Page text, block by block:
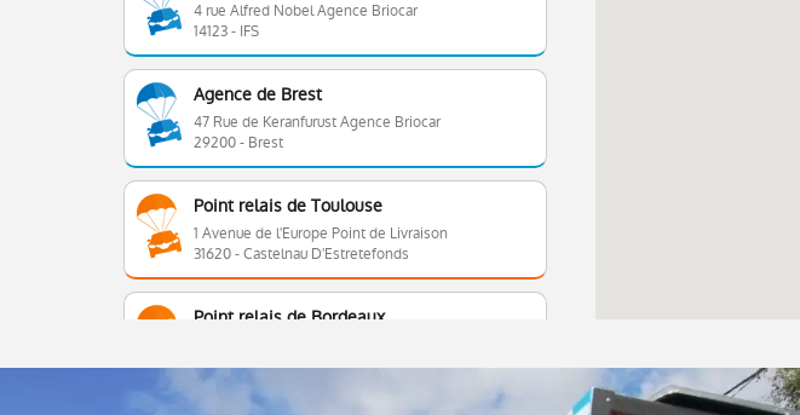
4 rue Alfred Nobel Agence Briocar
14123 - IFS
Agence de Brest
47 Rue de Keranfurust Agence Briocar
29200 - Brest
Point relais de Toulouse
1 Avenue de l'Europe Point de Livraison
31620 - Castelnau D'Estretefonds
Point relais de Bordeaux
33440 - Ambarès-et-Lagrave